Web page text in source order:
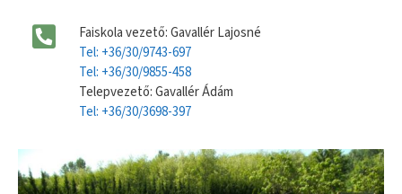
Faiskola vezető: Gavallér Lajosné
Tel: +36/30/9743-697
Tel: +36/30/9855-458
Telepvezető: Gavallér Ádám
Tel: +36/30/3698-397